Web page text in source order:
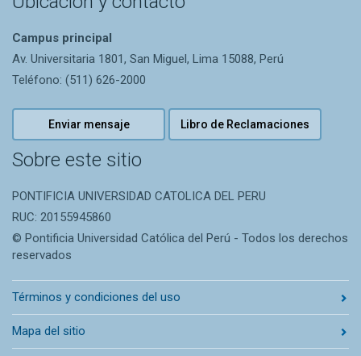
Campus principal
Av. Universitaria 1801, San Miguel, Lima 15088, Perú
Teléfono: (511) 626-2000
Enviar mensaje Libro de Reclamaciones
Sobre este sitio
PONTIFICIA UNIVERSIDAD CATOLICA DEL PERU
RUC: 20155945860
© Pontificia Universidad Católica del Perú - Todos los derechos
reservados
Términos y condiciones del uso
Mapa del sitio